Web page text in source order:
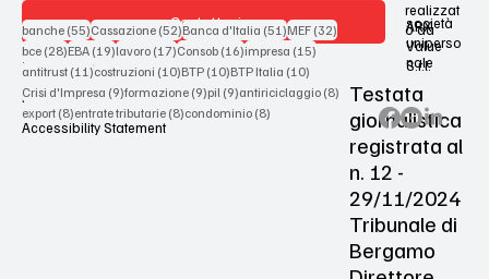
Contattaci
Terms & Conditions
Privacy Policy
Accessibility Statement
realizzat
o da
società
uniperso
nale
ARX
Value
S.r.l.
Testata
giornalistica
registrata al
n. 12 -
29/11/2024
Tribunale di
Bergamo
banche (55)55 post
Cassazione (52)52 post
Banca d'Italia (51)51 post
MEF (32)32 post
bce (28)28 post
EBA (19)19 post
lavoro (17)17 post
Consob (16)16 post
impresa (15)15 post
antitrust (11)11 post
costruzioni (10)10 post
BTP (10)10 post
BTP Italia (10)10 post
Crisi d'Impresa (9)9 post
formazione (9)9 post
pil (9)9 post
antiriciclaggio (8)8 post
export (8)8 post
entrate tributarie (8)8 post
condominio (8)8 post